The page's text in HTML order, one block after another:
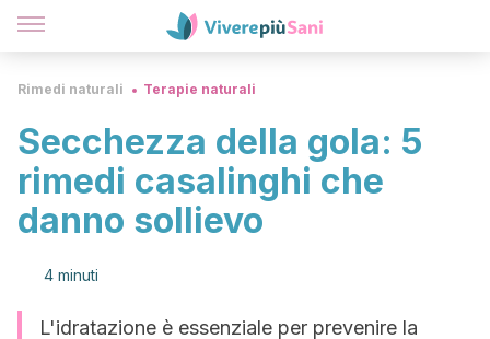
Rimedi naturali Terapie naturali
Secchezza della gola: 5
rimedi casalinghi che
danno sollievo
4 minuti
L'idratazione è essenziale per prevenire la